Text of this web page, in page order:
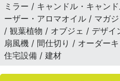
ミラー / キャンドル・キャン
ーザー・アロマオイル / マガ
/ 観葉植物 / オブジェ / デザイ
扇風機 / 間仕切り / オーダー
住宅設備 / 建材